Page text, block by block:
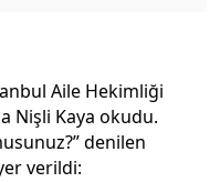
Aile Hekimliği
Nişli Kaya okudu.
denilen
verildi: